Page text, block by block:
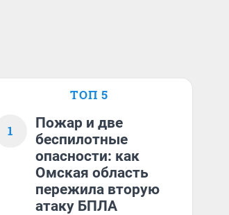
ТОП 5
1
Пожар и две
беспилотные
опасности: как
Омская область
пережила вторую
атаку БПЛА